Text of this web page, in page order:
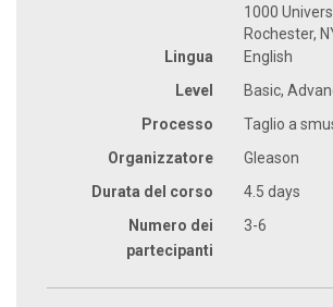
1000
Rochester,
Lingua
English
Level
Basic,
Processo
Taglio a
Organizzatore
Gleason
Durata del corso
4.5 days
Numero dei
partecipanti
3-6